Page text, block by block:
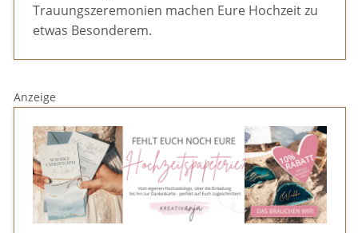
Trauungszeremonien machen Eure Hochzeit zu
etwas Besonderem.
Anzeige